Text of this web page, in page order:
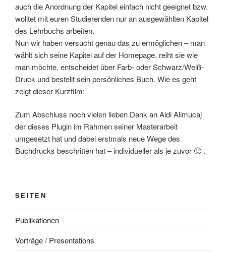
auch die Anordnung der Kapitel einfach nicht geeignet bzw.
wolltet mit euren Studierenden nur an ausgewählten Kapitel
des Lehrbuchs arbeiten.
Nun wir haben versucht genau das zu ermöglichen – man
wählt sich seine Kapitel auf der Homepage, reiht sie wie
man möchte, entscheidet über Farb- oder Schwarz/Weiß-
Druck und bestellt sein persönliches Buch. Wie es geht
zeigt dieser Kurzfilm:
Zum Abschluss noch vielen lieben Dank an Aldi Alimucaj
der dieses Plugin im Rahmen seiner Masterarbeit
umgesetzt hat und dabei erstmals neue Wege des
Buchdrucks beschritten hat – individueller als je zuvor 🙂 .
SEITEN
Publikationen
Vorträge / Presentations